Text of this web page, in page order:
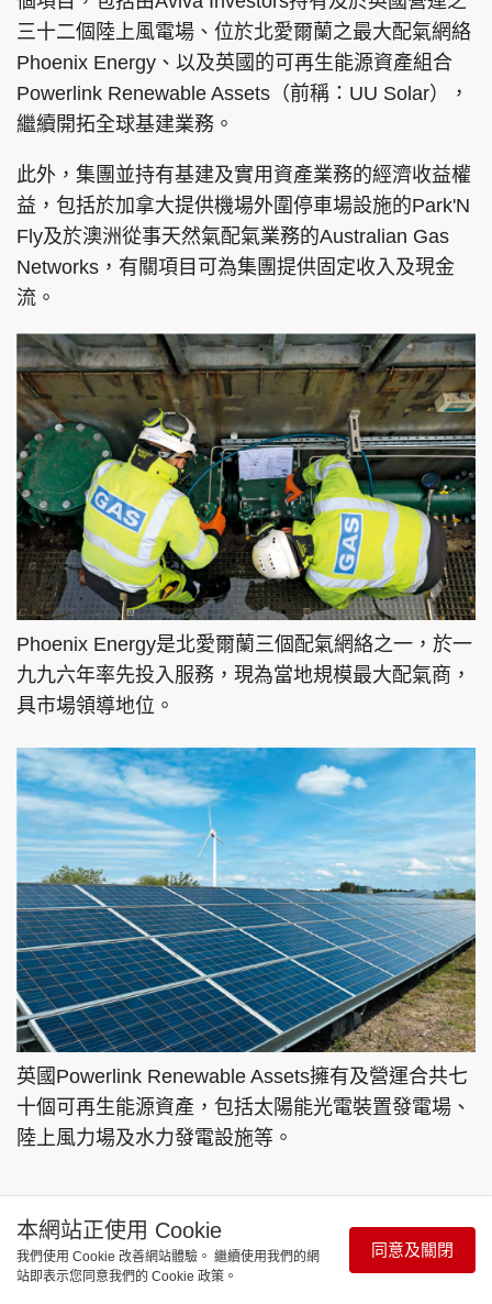
三十二個陸上風電場、位於北愛爾蘭之最大配氣網絡
Phoenix Energy、以及英國的可再生能源資產組合
Powerlink Renewable Assets（前稱：UU Solar），
繼續開拓全球基建業務。
此外，集團並持有基建及實用資產業務的經濟收益權
益，包括於加拿大提供機場外圍停車場設施的Park'N
Fly及於澳洲從事天然氣配氣業務的Australian Gas
Networks，有關項目可為集團提供固定收入及現金
流。
Phoenix Energy是北愛爾蘭三個配氣網絡之一，於一
九九六年率先投入服務，現為當地規模最大配氣商，
具市場領導地位。
英國Powerlink Renewable Assets擁有及營運合共七
十個可再生能源資產，包括太陽能光電裝置發電場、
陸上風力場及水力發電設施等。
嚴守財務紀律 強化盈利基礎
長久以來，特別是近年外圍市況波動，長實憑藉穩健
本網站正使用 Cookie
我們使用 Cookie 改善網站體驗。 繼續使用我們的網
站即表示您同意我們的 Cookie 政策。
同意及關閉